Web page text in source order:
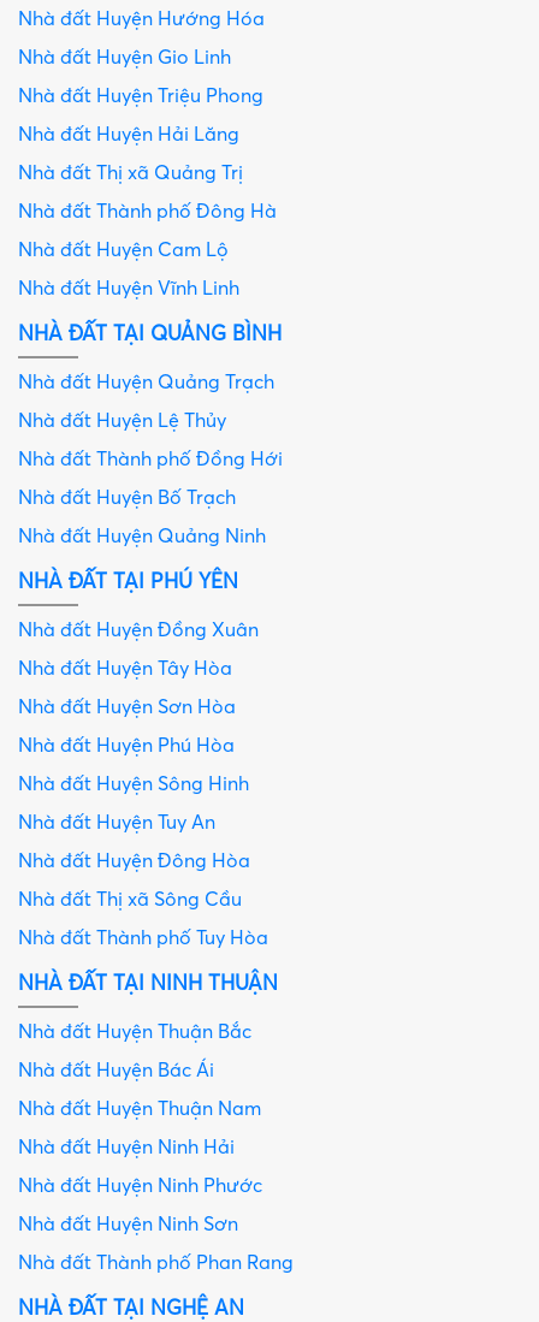
Nhà đất Huyện Hướng Hóa
Nhà đất Huyện Gio Linh
Nhà đất Huyện Triệu Phong
Nhà đất Huyện Hải Lăng
Nhà đất Thị xã Quảng Trị
Nhà đất Thành phố Đông Hà
Nhà đất Huyện Cam Lộ
Nhà đất Huyện Vĩnh Linh
NHÀ ĐẤT TẠI QUẢNG BÌNH
Nhà đất Huyện Quảng Trạch
Nhà đất Huyện Lệ Thủy
Nhà đất Thành phố Đồng Hới
Nhà đất Huyện Bố Trạch
Nhà đất Huyện Quảng Ninh
NHÀ ĐẤT TẠI PHÚ YÊN
Nhà đất Huyện Đồng Xuân
Nhà đất Huyện Tây Hòa
Nhà đất Huyện Sơn Hòa
Nhà đất Huyện Phú Hòa
Nhà đất Huyện Sông Hinh
Nhà đất Huyện Tuy An
Nhà đất Huyện Đông Hòa
Nhà đất Thị xã Sông Cầu
Nhà đất Thành phố Tuy Hòa
NHÀ ĐẤT TẠI NINH THUẬN
Nhà đất Huyện Thuận Bắc
Nhà đất Huyện Bác Ái
Nhà đất Huyện Thuận Nam
Nhà đất Huyện Ninh Hải
Nhà đất Huyện Ninh Phước
Nhà đất Huyện Ninh Sơn
Nhà đất Thành phố Phan Rang
NHÀ ĐẤT TẠI NGHỆ AN